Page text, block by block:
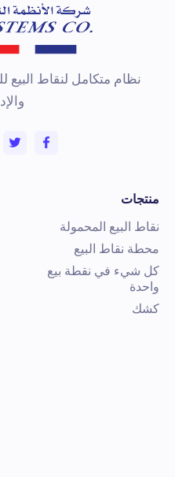
تعرف
نظام متكامل لنقاط البيع
البيع المحمولة
نقاط البيع
شيء في نقطة بيع